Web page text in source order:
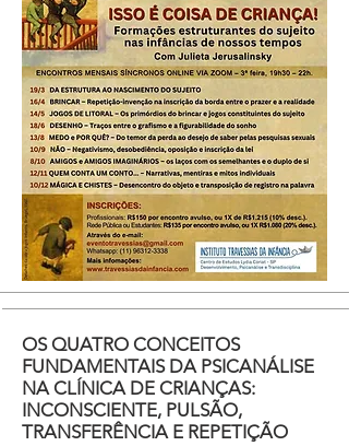
OS QUATRO CONCEITOS
FUNDAMENTAIS DA PSICANÁLISE
NA CLÍNICA DE CRIANÇAS:
INCONSCIENTE, PULSÃO,
TRANSFERÊNCIA E REPETIÇÃO